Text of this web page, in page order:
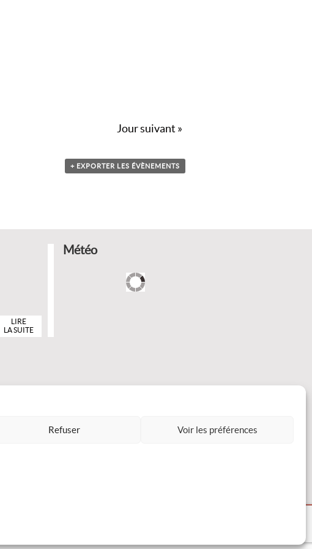
Refuser Voir les préférences
Jour suivant »
+ EXPORTER LES ÉVÈNEMENTS
LIRE
LA SUITE
Météo